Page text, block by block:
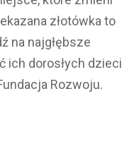
złotówka to
na najgłębsze
ich dorosłych dzieci
Rozwoju.